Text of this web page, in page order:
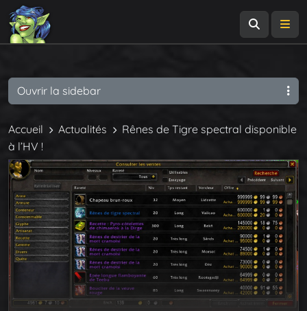
Accueil Actualités
Rênes de Tigre spectral disponible
à l’HV !
Ouvrir la sidebar